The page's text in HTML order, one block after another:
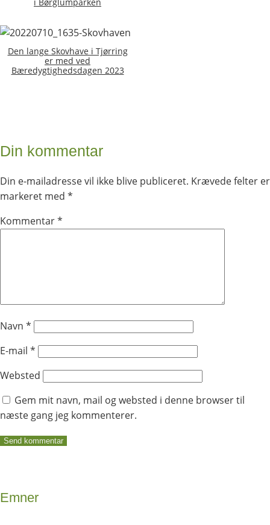
Den lange Skovhave i Tjørring
er med ved
Bæredygtighedsdagen 2023
Din kommentar
Din e-mailadresse vil ikke blive publiceret. Krævede felter er
markeret med *
Kommentar*
Navn *
E-mail *
Websted
Gem mit navn, mail og websted i denne browser til
næste gang jeg kommenterer.
Emner